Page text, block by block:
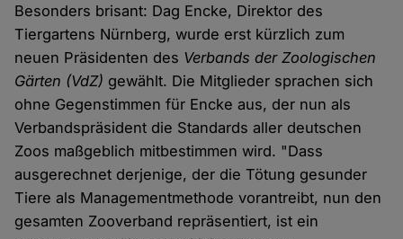
Besonders brisant: Dag Encke, Direktor des
Tiergartens Nürnberg, wurde erst kürzlich zum
neuen Präsidenten des Verbands der Zoologischen
Gärten (VdZ) gewählt. Die Mitglieder sprachen sich
ohne Gegenstimmen für Encke aus, der nun als
Verbandspräsident die Standards aller deutschen
Zoos maßgeblich mitbestimmen wird. "Dass
ausgerechnet derjenige, der die Tötung gesunder
Tiere als Managementmethode vorantreibt, nun den
gesamten Zooverband repräsentiert, ist ein